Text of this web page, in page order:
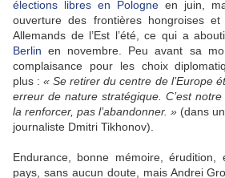
élections libres en Pologne en juin,
ouverture des frontières hongroises
Allemands de l’Est l’été, ce qui a
Berlin en novembre. Peu avant sa
complaisance pour les choix
plus :« Se retirer du centre de l’Europe
erreur de nature stratégique. C’est
la renforcer, pas l’abandonner. » (dans
journaliste Dmitri Tikhonov).
Endurance, bonne mémoire, érudition,
pays, sans aucun doute, mais Andrei